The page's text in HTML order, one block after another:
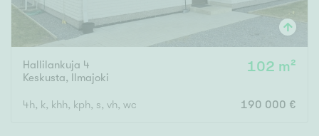
Hallilankuja 4
Keskusta, Ilmajoki
102 m²
4h, k, khh, kph, s, vh, wc 190 000 €